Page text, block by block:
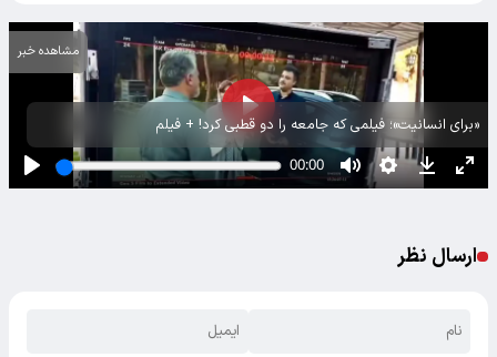
«برای انسانیت»؛ فیلمی که جامعه را دو قطبی کرد! + فیلم
مشاهده خبر
ارسال نظر